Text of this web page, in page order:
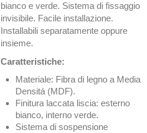
bianco e verde. Sistema di fissaggio
invisibile. Facile installazione.
Installabili separatamente oppure
insieme.
Caratteristiche:
Materiale: Fibra di legno a Media
Densitá (MDF).
Finitura laccata liscia: esterno
bianco, interno verde.
Sistema di sospensione